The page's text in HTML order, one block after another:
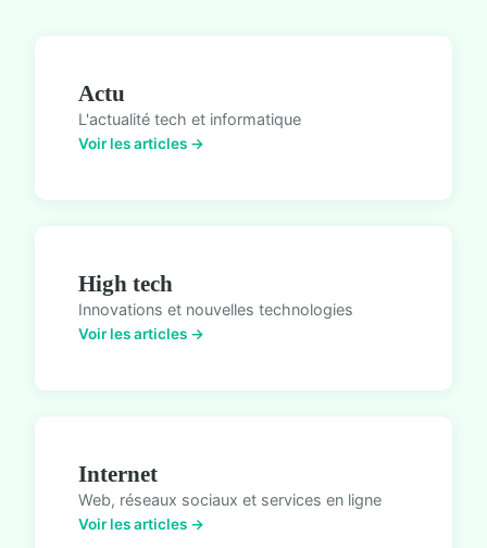
Actu
L'actualité tech et informatique
Voir les articles →
High tech
Innovations et nouvelles technologies
Voir les articles →
Internet
Web, réseaux sociaux et services en ligne
Voir les articles →